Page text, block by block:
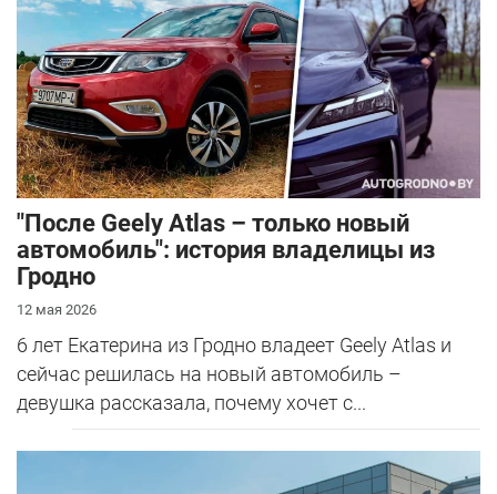
"После Geely Atlas – только новый
автомобиль": история владелицы из
Гродно
12 мая 2026
6 лет Екатерина из Гродно владеет Geely Atlas и
сейчас решилась на новый автомобиль –
девушка рассказала, почему хочет с...